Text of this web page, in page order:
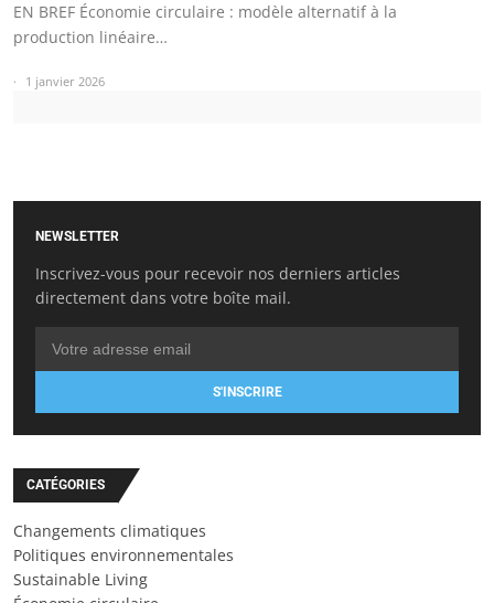
EN BREF Économie circulaire : modèle alternatif à la
production linéaire…
1 janvier 2026
NEWSLETTER
Inscrivez-vous pour recevoir nos derniers articles
directement dans votre boîte mail.
S'INSCRIRE
CATÉGORIES
Changements climatiques
Politiques environnementales
Sustainable Living